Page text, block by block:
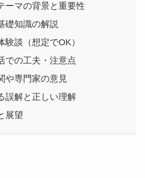
ーマの背景と重要性
礎知識の解説
験談（想定でOK）
での工夫・注意点
や専門家の意見
誤解と正しい理解
展望